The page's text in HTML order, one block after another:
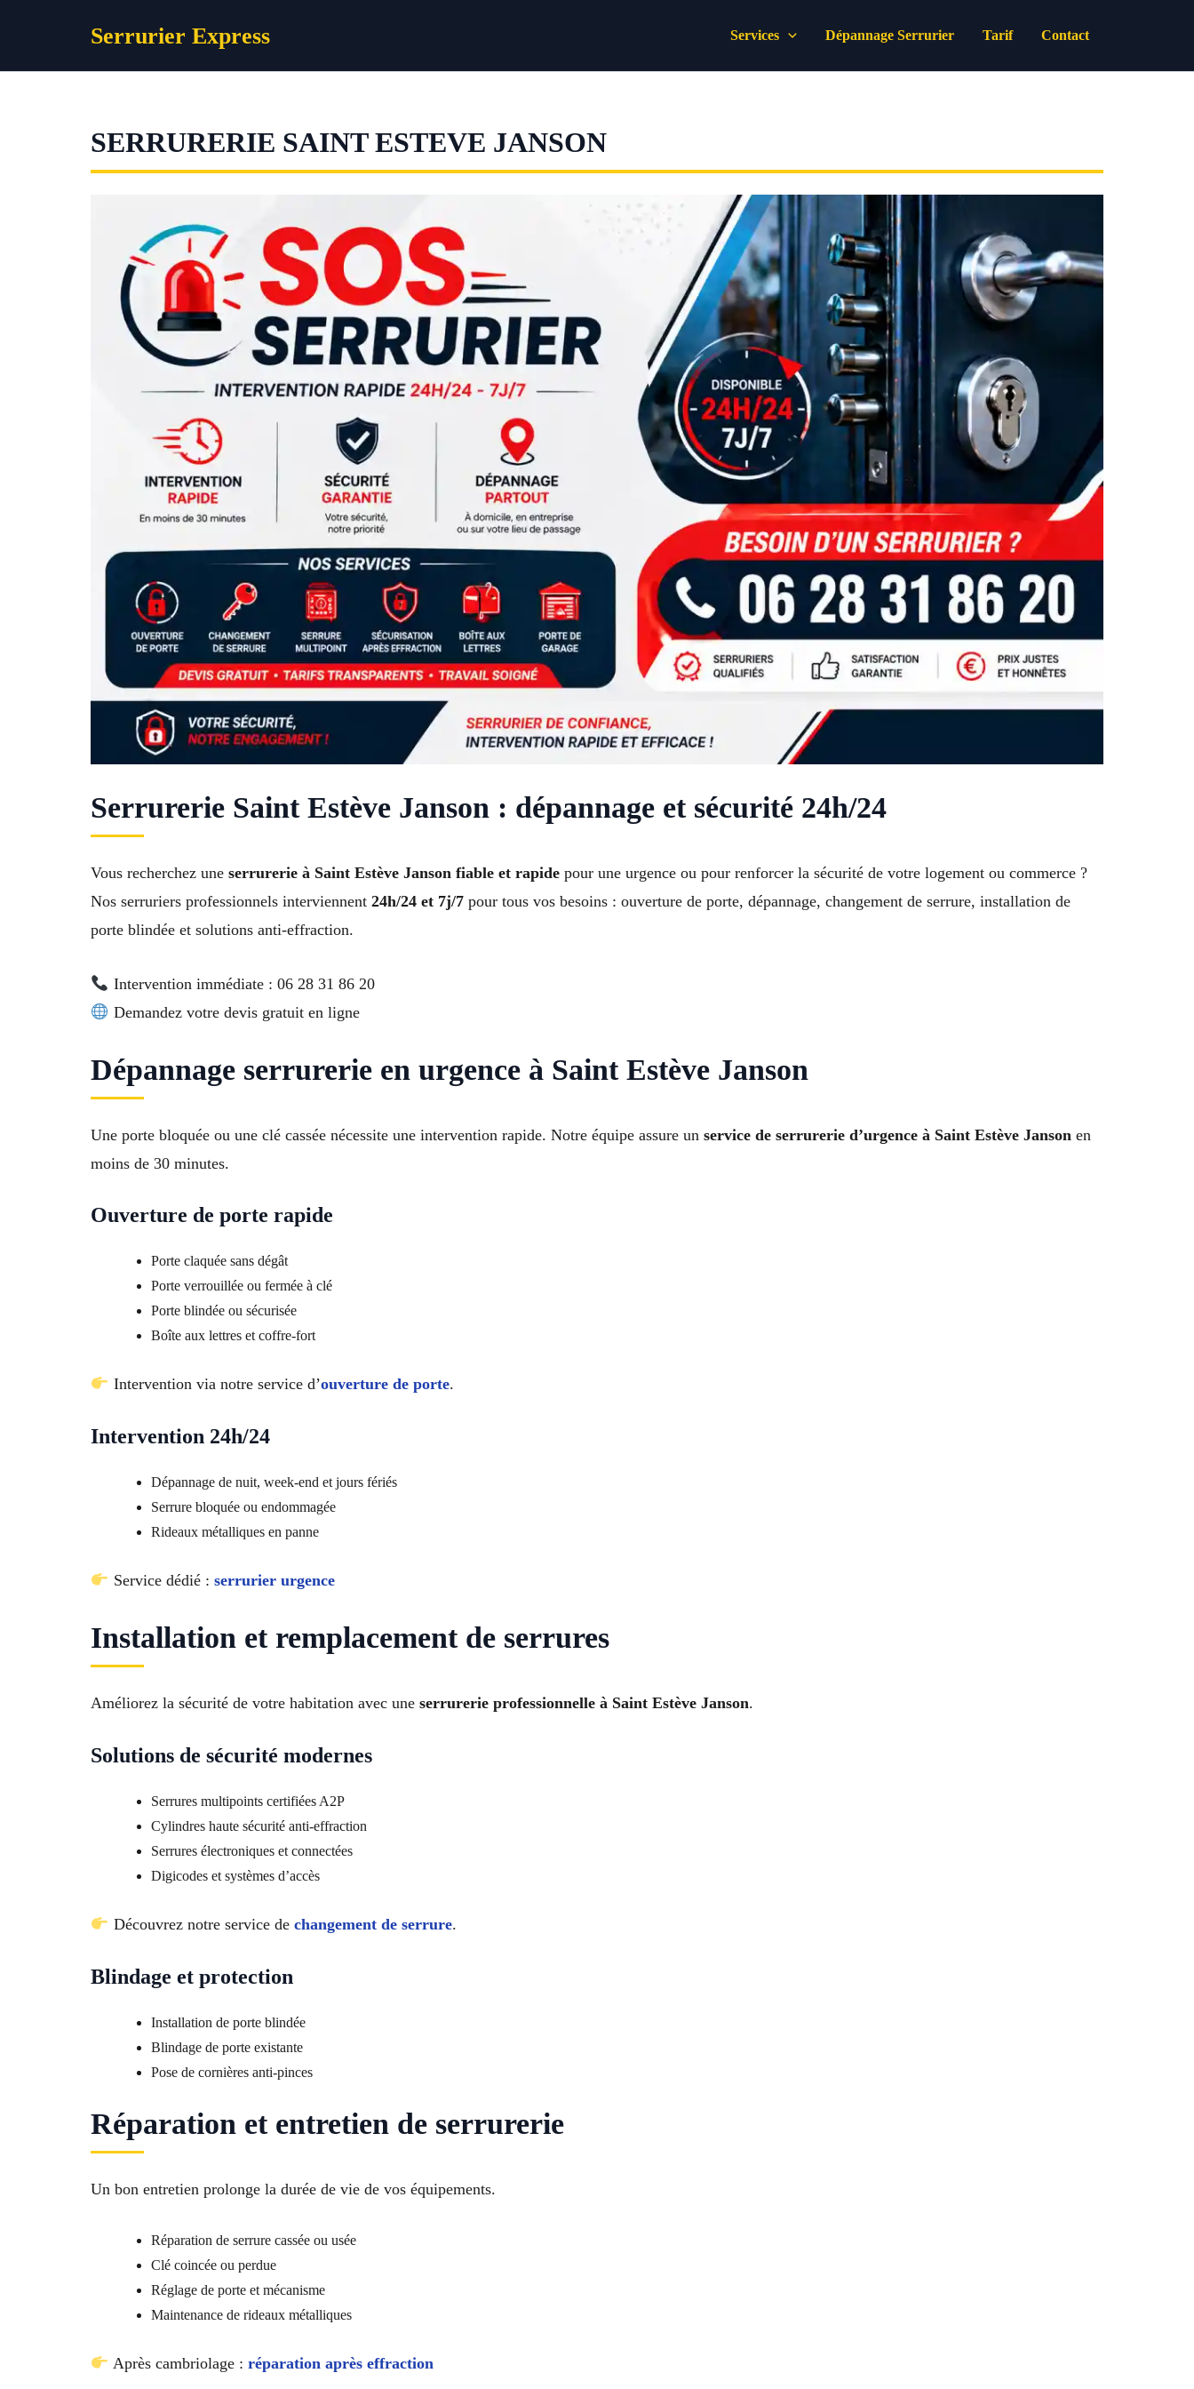
Serrurier Express Services Dépannage Serrurier Tarif Contact
SERRURERIE SAINT ESTEVE JANSON
Serrurerie Saint Estève Janson : dépannage et sécurité 24h/24
Vous recherchez une serrurerie à Saint Estève Janson fiable et rapide pour une urgence ou pour renforcer la sécurité de votre logement ou commerce ?
Nos serruriers professionnels interviennent 24h/24 et 7j/7 pour tous vos besoins : ouverture de porte, dépannage, changement de serrure, installation de
porte blindée et solutions anti-effraction.
Intervention immédiate : 06 28 31 86 20
Demandez votre devis gratuit en ligne
Dépannage serrurerie en urgence à Saint Estève Janson
Une porte bloquée ou une clé cassée nécessite une intervention rapide. Notre équipe assure un service de serrurerie d’urgence à Saint Estève Janson en
moins de 30 minutes.
Ouverture de porte rapide
Porte claquée sans dégât
Porte verrouillée ou fermée à clé
Porte blindée ou sécurisée
Boîte aux lettres et coffre-fort
Intervention via notre service d’ouverture de porte.
Intervention 24h/24
Dépannage de nuit, week-end et jours fériés
Serrure bloquée ou endommagée
Rideaux métalliques en panne
Service dédié : serrurier urgence
Installation et remplacement de serrures
Améliorez la sécurité de votre habitation avec une serrurerie professionnelle à Saint Estève Janson.
Solutions de sécurité modernes
Serrures multipoints certifiées A2P
Cylindres haute sécurité anti-effraction
Serrures électroniques et connectées
Digicodes et systèmes d’accès
Découvrez notre service de changement de serrure.
Blindage et protection
Installation de porte blindée
Blindage de porte existante
Pose de cornières anti-pinces
Réparation et entretien de serrurerie
Un bon entretien prolonge la durée de vie de vos équipements.
Réparation de serrure cassée ou usée
Clé coincée ou perdue
Réglage de porte et mécanisme
Maintenance de rideaux métalliques
Après cambriolage : réparation après effraction